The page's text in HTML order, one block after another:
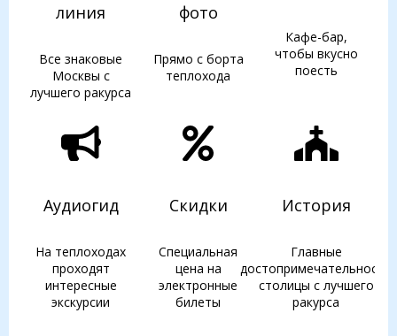
линия
Все знаковые
Москвы с
лучшего ракурса
фото
Прямо с борта
теплохода
Кафе-бар,
чтобы вкусно
поесть
Аудиогид
На теплоходах
проходят
интересные
экскурсии
Скидки
Специальная
цена на
электронные
билеты
История
Главные
достопримечательности
столицы с лучшего
ракурса